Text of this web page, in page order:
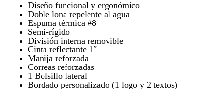
Diseño funcional y ergonómico
Doble lona repelente al agua
Espuma térmica #8
Semi-rígido
División interna removible
Cinta reflectante 1″
Manija reforzada
Correas reforzadas
1 Bolsillo lateral
Bordado personalizado (1 logo y 2 textos)